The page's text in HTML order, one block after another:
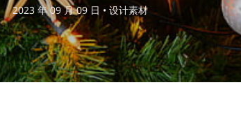
2023 年 09 月 09 日 • 设计素材